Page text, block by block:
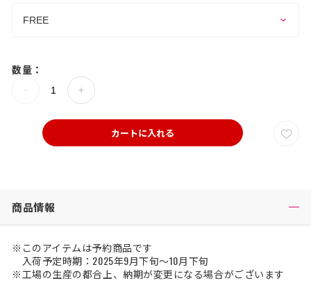
数量：
カートに入れる
商品情報
※このアイテムは予約商品です
入荷予定時期：2025年9月下旬～10月下旬
※工場の生産の都合上、納期が変更になる場合がございます